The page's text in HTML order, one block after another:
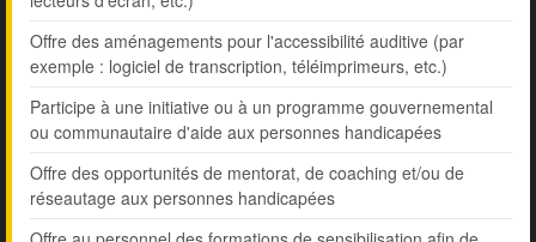
Offre des aménagements pour l'accessibilité auditive (par
exemple : logiciel de transcription, téléimprimeurs, etc.)
Participe à une initiative ou à un programme gouvernemental
ou communautaire d'aide aux personnes handicapées
Offre des opportunités de mentorat, de coaching et/ou de
réseautage aux personnes handicapées